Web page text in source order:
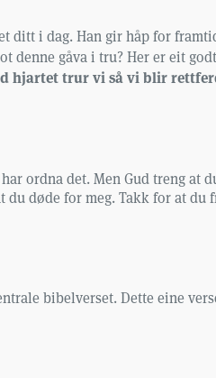
ditt i dag. Han gir håp for
denne gåva i tru? Her er eit
trur vi så vi blir
ordna det. Men Gud treng at
døde for meg. Takk for at
bibelverset. Dette eine